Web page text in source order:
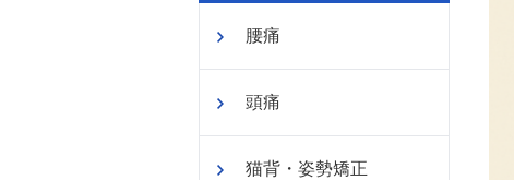
腰痛
頭痛
猫背・姿勢矯正